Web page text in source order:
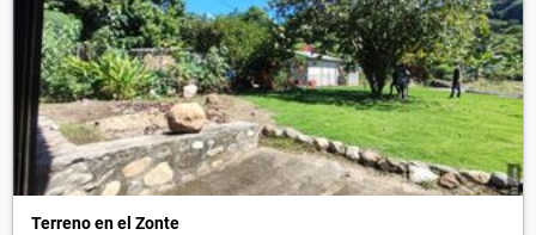
Terreno en el Zonte